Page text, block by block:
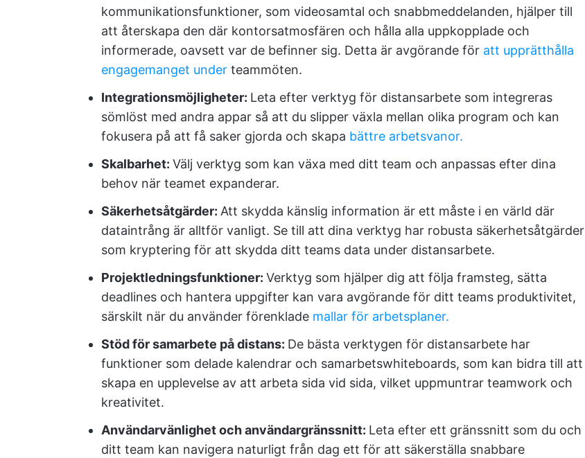
kommunikationsfunktioner, som videosamtal och snabbmeddelanden, hjälper till
att återskapa den där kontorsatmosfären och hålla alla uppkopplade och
informerade, oavsett var de befinner sig. Detta är avgörande för att upprätthålla
engagemanget under teammöten.
Integrationsmöjligheter: Leta efter verktyg för distansarbete som integreras
sömlöst med andra appar så att du slipper växla mellan olika program och kan
fokusera på att få saker gjorda och skapa bättre arbetsvanor.
Skalbarhet: Välj verktyg som kan växa med ditt team och anpassas efter dina
behov när teamet expanderar.
Säkerhetsåtgärder: Att skydda känslig information är ett måste i en värld där
dataintrång är alltför vanligt. Se till att dina verktyg har robusta säkerhetsåtgärder
som kryptering för att skydda ditt teams data under distansarbete.
Projektledningsfunktioner: Verktyg som hjälper dig att följa framsteg, sätta
deadlines och hantera uppgifter kan vara avgörande för ditt teams produktivitet,
särskilt när du använder förenklade mallar för arbetsplaner.
Stöd för samarbete på distans: De bästa verktygen för distansarbete har
funktioner som delade kalendrar och samarbetswhiteboards, som kan bidra till att
skapa en upplevelse av att arbeta sida vid sida, vilket uppmuntrar teamwork och
kreativitet.
Användarvänlighet och användargränssnitt: Leta efter ett gränssnitt som du och
ditt team kan navigera naturligt från dag ett för att säkerställa snabbare